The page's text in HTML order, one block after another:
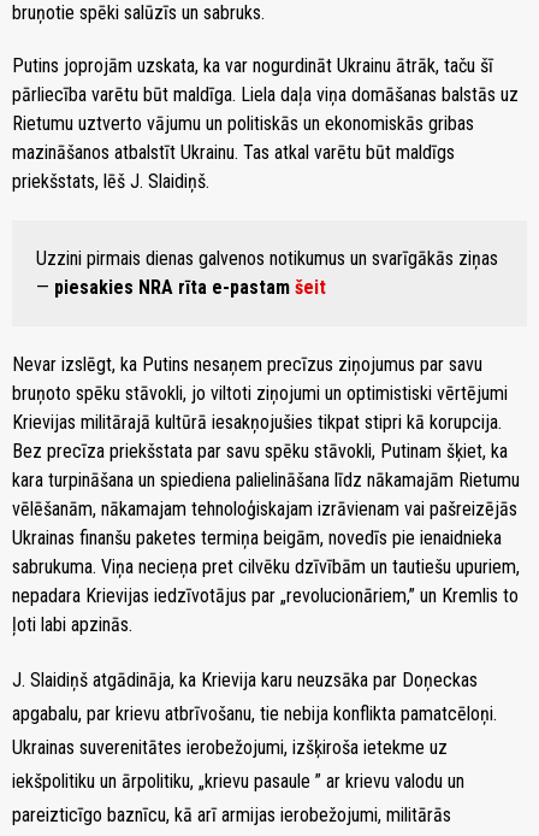
bruņotie spēki salūzīs un sabruks.
Putins joprojām uzskata, ka var nogurdināt Ukrainu ātrāk, taču šī
pārliecība varētu būt maldīga. Liela daļa viņa domāšanas balstās uz
Rietumu uztverto vājumu un politiskās un ekonomiskās gribas
mazināšanos atbalstīt Ukrainu. Tas atkal varētu būt maldīgs
priekšstats, lēš J. Slaidiņš.
Uzzini pirmais dienas galvenos notikumus un svarīgākās ziņas
— piesakies NRA rīta e-pastam šeit
Nevar izslēgt, ka Putins nesaņem precīzus ziņojumus par savu
bruņoto spēku stāvokli, jo viltoti ziņojumi un optimistiski vērtējumi
Krievijas militārajā kultūrā iesakņojušies tikpat stipri kā korupcija.
Bez precīza priekšstata par savu spēku stāvokli, Putinam šķiet, ka
kara turpināšana un spiediena palielināšana līdz nākamajām Rietumu
vēlēšanām, nākamajam tehnoloģiskajam izrāvienam vai pašreizējās
Ukrainas finanšu paketes termiņa beigām, novedīs pie ienaidnieka
sabrukuma. Viņa necieņa pret cilvēku dzīvībām un tautiešu upuriem,
nepadara Krievijas iedzīvotājus par „revolucionāriem,” un Kremlis to
ļoti labi apzinās.
J. Slaidiņš atgādināja, ka Krievija karu neuzsāka par Doņeckas
apgabalu, par krievu atbrīvošanu, tie nebija konflikta pamatcēloņi.
Ukrainas suverenitātes ierobežojumi, izšķiroša ietekme uz
iekšpolitiku un ārpolitiku, „krievu pasaule ” ar krievu valodu un
pareizticīgo baznīcu, kā arī armijas ierobežojumi, militārās